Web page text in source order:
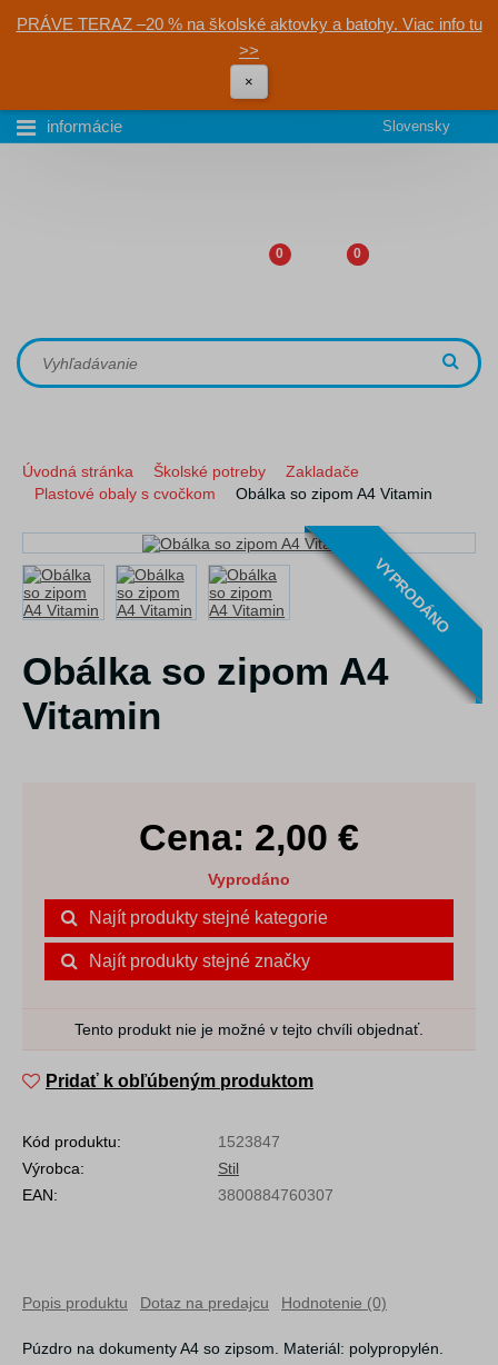
PRÁVE TERAZ –20 % na školské aktovky a batohy. Viac info tu
>>
×
informácie Slovensky
0 0
Úvodná stránka Školské potreby
Zakladače
Plastové obaly s cvočkom
Obálka so zipom A4 Vitamin
VYPRODÁNO
Obálka so zipom A4
Vitamin
Cena: 2,00 €
Vyprodáno
Najít produkty stejné kategorie
Najít produkty stejné značky
Tento produkt nie je možné v tejto chvíli objednať.
Pridať k obľúbeným produktom
Kód produktu:
1523847
Výrobca:
Stil
EAN:
3800884760307
Popis produktu Dotaz na predajcu Hodnotenie (0)
Púzdro na dokumenty A4 so zipsom. Materiál: polypropylén.